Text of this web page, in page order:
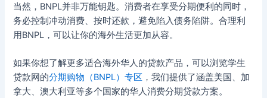
当然，BNPL并非万能钥匙。消费者在享受分期便利的同时，
务必控制冲动消费、按时还款，避免陷入债务陷阱。合理利
用BNPL，可以让你的海外生活更加从容。
如果你想了解更多适合海外华人的贷款产品，可以浏览学生
贷款网的分期购物（BNPL）专区 ，我们提供了涵盖美国、加
拿大、澳大利亚等多个国家的华人消费分期贷款方案。